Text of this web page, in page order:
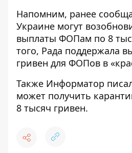
Напомним, ранее
Украине могут
выплаты ФОПам по 8
того, Рада поддержала
гривен для ФОПов в
Также Информатор
может получить
8 тысяч гривен.